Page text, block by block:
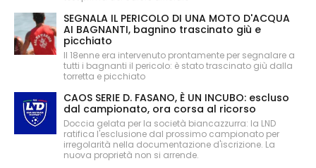
SEGNALA IL PERICOLO DI UNA MOTO D'ACQUA
AI BAGNANTI, bagnino trascinato giù e
picchiato
Il 18enne era intervenuto prontamente per segnalare a
tutti i bagnanti il pericolo: è stato trascinato giù dalla
torretta e picchiato
CAOS SERIE D. FASANO, È UN INCUBO: escluso
dal campionato, ora corsa al ricorso
Doccia gelata per la società biancazzurra: la LND
ratifica l'esclusione dal prossimo campionato per
irregolarità nella documentazione d'iscrizione. La
nuova proprietà non si arrende.